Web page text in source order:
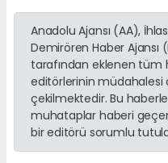
Anadolu Ajansı (AA),
Demirören Haber Ajansı
tarafından eklenen tüm
editörlerinin müdahalesi
çekilmektedir. Bu
muhataplar haberi
bir editörü sorumlu